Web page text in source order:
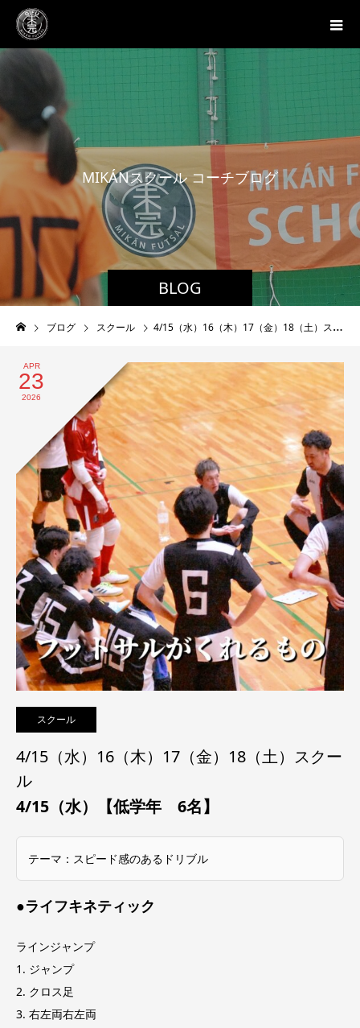
BLOG
MIKÁNスクール コーチブログ
ブログ スクール 4/15（水）16（木）17（金）18（土）スクール
APR
23
2026
スクール
4/15（水）16（木）17（金）18（土）スクー
ル
4/15（水）【低学年 6名】
テーマ：スピード感のあるドリブル
●ライフキネティック
ラインジャンプ
1. ジャンプ
2. クロス足
3. 右左両右左両